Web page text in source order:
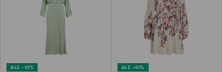
ALE –61% ALE –61%